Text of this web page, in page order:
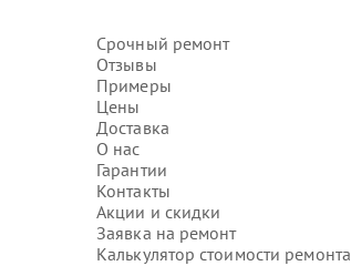
Срочный ремонт
Отзывы
Примеры
Цены
Доставка
О нас
Гарантии
Контакты
Акции и скидки
Заявка на ремонт
Калькулятор стоимости ремонта